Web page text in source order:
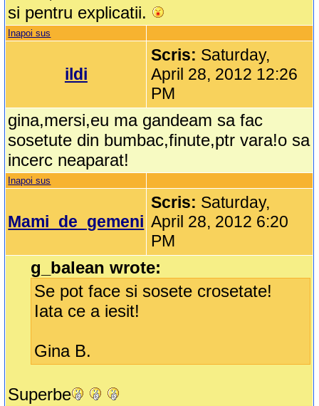
si pentru explicatii.
Inapoi sus
ildi
Scris: Saturday,
April 28, 2012 12:26
PM
gina,mersi,eu ma gandeam sa fac
sosetute din bumbac,finute,ptr vara!o sa
incerc neaparat!
Inapoi sus
Mami_de_gemeni
Scris: Saturday,
April 28, 2012 6:20
PM
g_balean wrote:
Se pot face si sosete crosetate!
Iata ce a iesit!
Gina B.
Superbe